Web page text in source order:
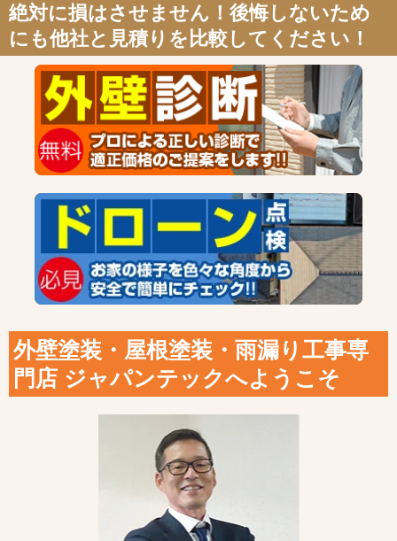
絶対に損はさせません！後悔しないため
にも他社と見積りを比較してください！
外壁塗装・屋根塗装・雨漏り工事専
門店 ジャパンテックへようこそ